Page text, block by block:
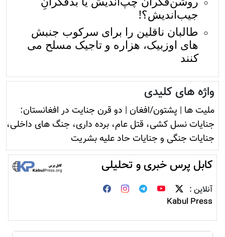
جیب‌اندیش؟!
طالبان ناقلین را برای سرکوب جنبش
های اوزبیک، هزاره و تاجیک مسلح می
کنند
واژه های کلیدی
ملیت ها | پشتون/افغان | دو قرن جنایت در افغانستان:
جنایات نسل کشی، قتل عام، برده داری، جنگ های داخلی،
جنایات جنگی و جنایات حاد علیه بشریت
کابل پرس خبری و تحلیلی
آنلاین :
Kabul Press